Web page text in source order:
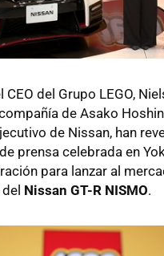
del Grupo LEGO,
de Asako
de Nissan, han
prensa celebrada en
para lanzar al
Nissan GT-R NISMO.